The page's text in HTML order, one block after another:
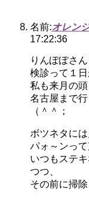
名前:オレン
17:22:36
りんぽぽさ
検診って１日
私も来月の頭
名古屋まで
（＾＾；
ボツネタに
パォ～ンっ
いつもステ
つつ、
その前に掃除